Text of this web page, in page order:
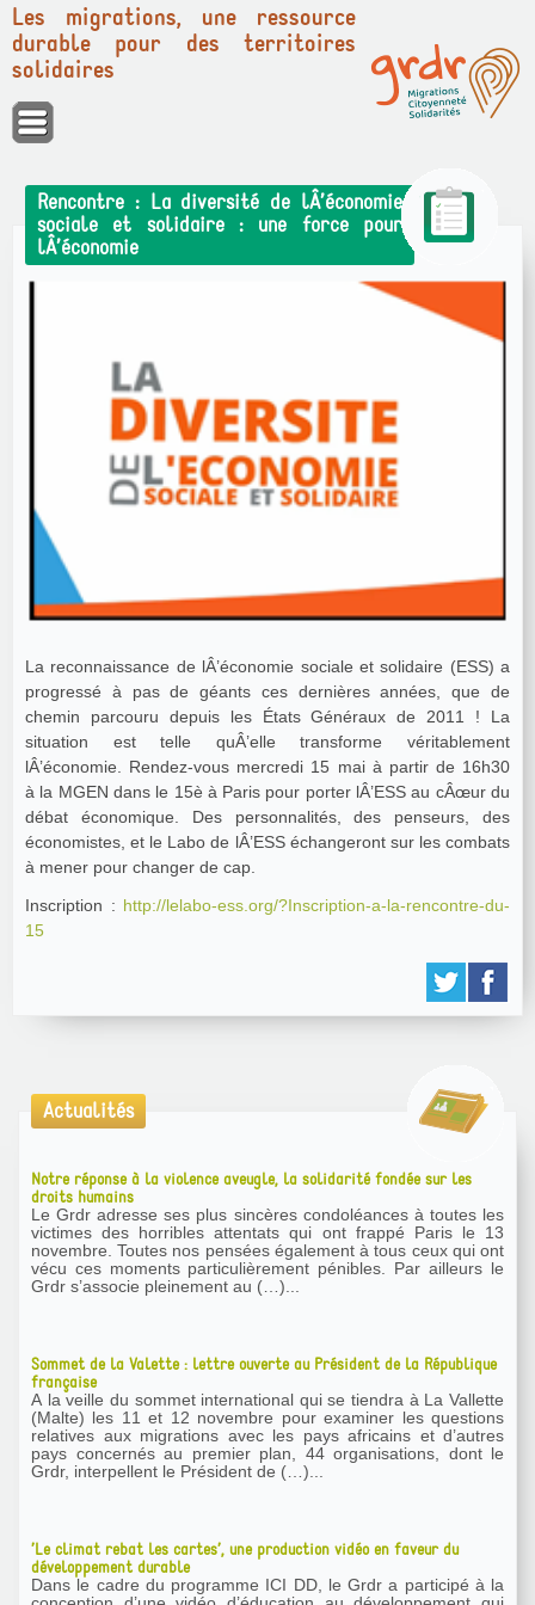
Panneau de gestion des cookies
Les migrations, une ressource
durable pour des territoires
solidaires
Rencontre : La diversité de lÂ’économie
sociale et solidaire : une force pour
lÂ’économie
La reconnaissance de lÂ’économie sociale et solidaire (ESS) a
progressé à pas de géants ces dernières années, que de
chemin parcouru depuis les États Généraux de 2011 ! La
situation est telle quÂ’elle transforme véritablement
lÂ’économie. Rendez-vous mercredi 15 mai à partir de 16h30
à la MGEN dans le 15è à Paris pour porter lÂ’ESS au cÂœur du
débat économique. Des personnalités, des penseurs, des
économistes, et le Labo de lÂ’ESS échangeront sur les combats
à mener pour changer de cap.
Inscription : http://lelabo-ess.org/?Inscription-a-la-rencontre-du-
15
Actualités
Notre réponse à la violence aveugle, la solidarité fondée sur les
droits humains
Le Grdr adresse ses plus sincères condoléances à toutes les
victimes des horribles attentats qui ont frappé Paris le 13
novembre. Toutes nos pensées également à tous ceux qui ont
vécu ces moments particulièrement pénibles. Par ailleurs le
Grdr s’associe pleinement au (…)...
Sommet de la Valette : lettre ouverte au Président de la République
française
A la veille du sommet international qui se tiendra à La Vallette
(Malte) les 11 et 12 novembre pour examiner les questions
relatives aux migrations avec les pays africains et d’autres
pays concernés au premier plan, 44 organisations, dont le
Grdr, interpellent le Président de (…)...
’Le climat rebat les cartes’, une production vidéo en faveur du
développement durable
Dans le cadre du programme ICI DD, le Grdr a participé à la